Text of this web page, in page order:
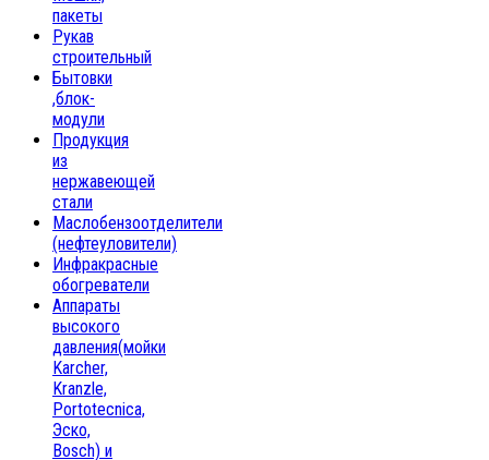
пакеты
Рукав
строительный
Бытовки
,блок-
модули
Продукция
из
нержавеющей
стали
Маслобензоотделители
(нефтеуловители)
Инфракрасные
обогреватели
Аппараты
высокого
давления(мойки
Karcher,
Kranzle,
Portotecnica,
Эско,
Bosch) и